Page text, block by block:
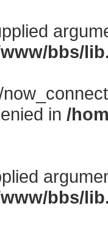
bbs/
in /
bbs/